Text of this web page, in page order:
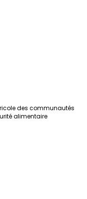
des communautés
alimentaire